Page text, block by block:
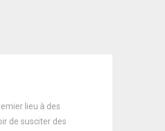
lieu à des
de susciter des